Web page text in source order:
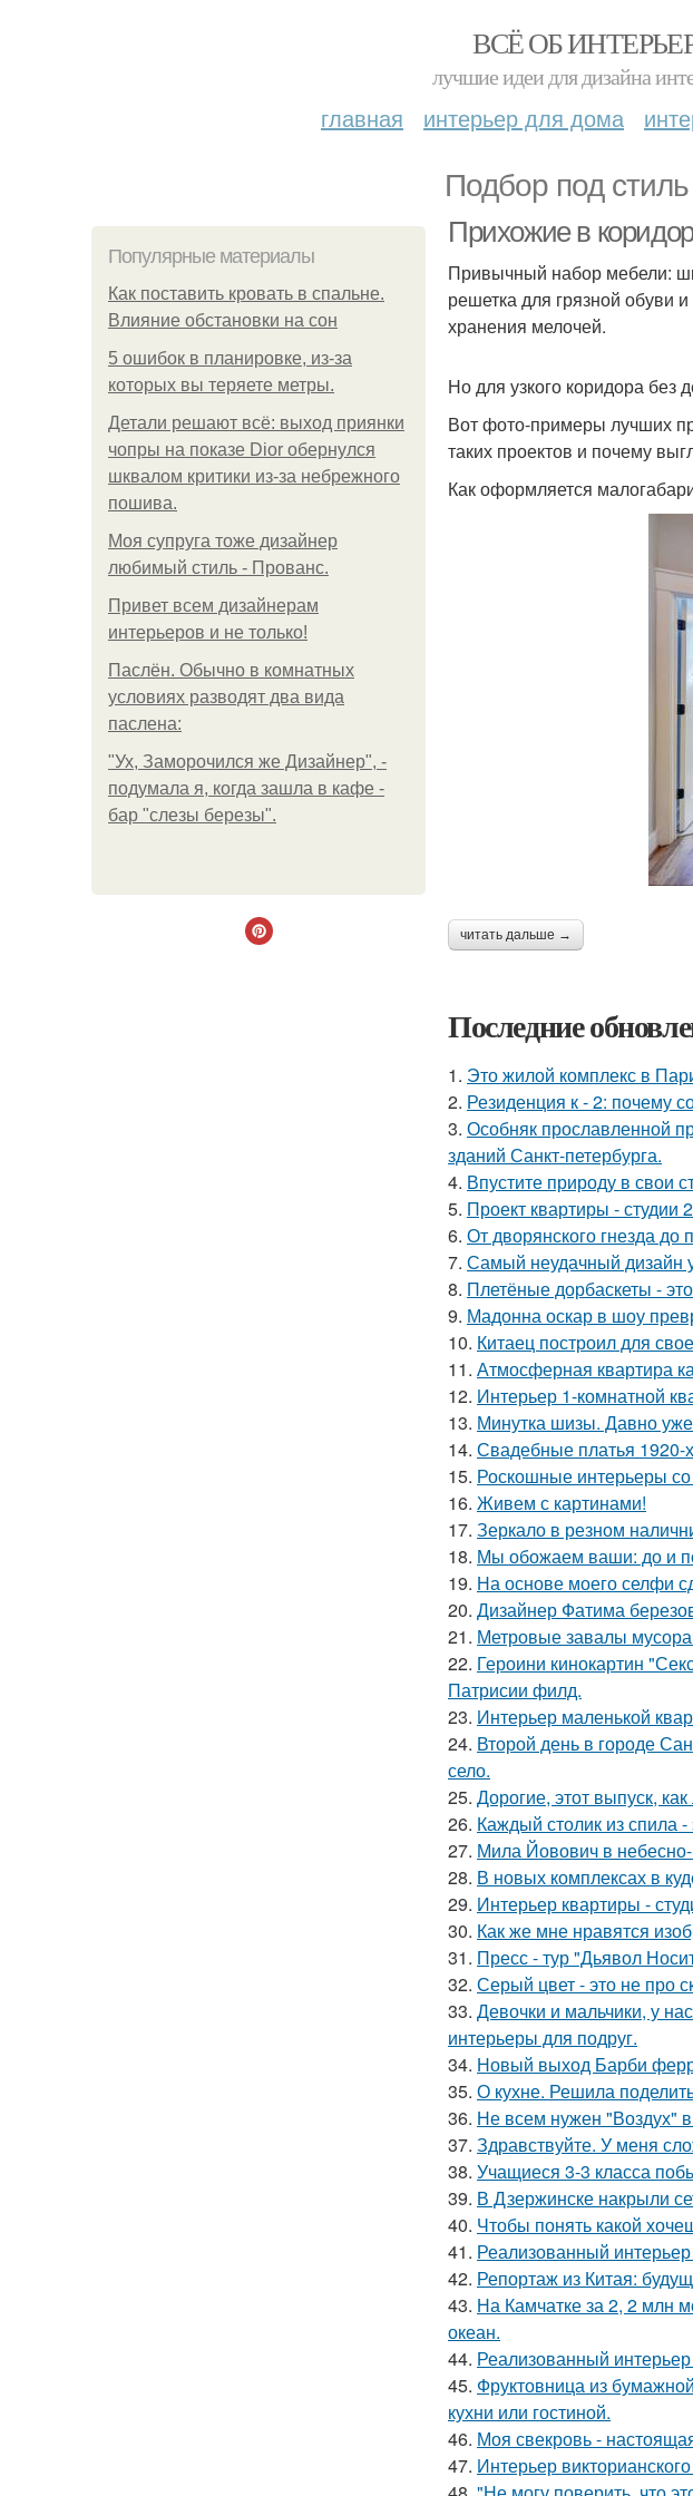
ВСЁ ОБ
лучшие идеи для дизайна
главная интерьер для дома
Подбор под стиль
Популярные материалы
Как поставить кровать в спальне.
Влияние обстановки на сон
5 ошибок в планировке, из-за
которых вы теряете метры.
Детали решают всё: выход приянки
чопры на показе Dior обернулся
шквалом критики из-за небрежного
пошива.
Моя супруга тоже дизайнер
любимый стиль - Прованс.
Привет всем дизайнерам
интерьеров и не только!
Паслён. Обычно в комнатных
условиях разводят два вида
паслена:
"Ух, Заморочился же Дизайнер", -
подумала я, когда зашла в кафе -
бар "слезы березы".
Прихожие в
Привычный набор мебели:
решетка для грязной обуви
хранения мелочей.
Но для узкого коридора без
Вот фото-примеры лучших
таких проектов и почему
Как оформляется
читать дальше →
Последние
1. Это жилой комплекс в
2. Резиденция к - 2: почему
3. Особняк прославленной
зданий Санкт-петербурга.
4. Впустите природу в свои
5. Проект квартиры -
6. От дворянского гнезда до
7. Самый неудачный дизайн
8. Плетёные дорбаскеты -
9. Мадонна оскар в шоу
10. Китаец построил для
11. Атмосферная квартира
12. Интерьер 1-комнатной
13. Минутка шизы. Давно уже
14. Свадебные платья 1920-
15. Роскошные интерьеры
16. Живем с картинами!
17. Зеркало в резном
18. Мы обожаем ваши: до и
19. На основе моего селфи
20. Дизайнер Фатима
21. Метровые завалы
22. Героини кинокартин
Патрисии филд.
23. Интерьер маленькой
24. Второй день в городе
село.
25. Дорогие, этот выпуск,
26. Каждый столик из спила
27. Мила Йовович в небесно-
28. В новых комплексах в
29. Интерьер квартиры -
30. Как же мне нравятся
31. Пресс - тур "Дьявол
32. Серый цвет - это не про
33. Девочки и мальчики, у
интерьеры для подруг.
34. Новый выход Барби
35. О кухне. Решила
36. Не всем нужен "Воздух"
37. Здравствуйте. У меня
38. Учащиеся 3-3 класса
39. В Дзержинске накрыли
40. Чтобы понять какой
41. Реализованный
42. Репортаж из Китая:
43. На Камчатке за 2, 2 млн
океан.
44. Реализованный
45. Фруктовница из
кухни или гостиной.
46. Моя свекровь -
47. Интерьер